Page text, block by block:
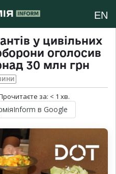
EN
у цивільних
оголосив
30 млн грн
за: < 1 хв.
в Google